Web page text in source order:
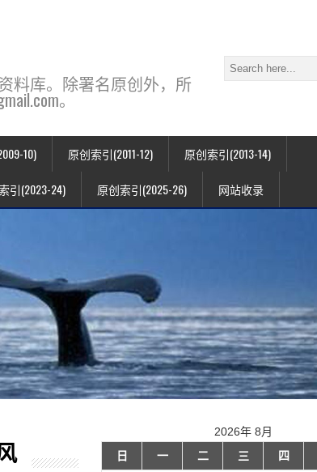
料库。除署名原创外，所
。
10) 原创索引(2011-12) 原创索引(2013-14)
引(2023-24) 原创索引(2025-26) 网站收录
2026年 8月
日
一 二 三 四